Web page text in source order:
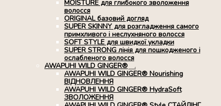
MOISTURE для глибокого зволоження
волосся
ORIGINAL базовий догляд
SUPER SKINNY для розгладження самого
примхливого і неслухняного волосся
SOFT STYLE для швидкої укладки
SUPER STRONG лінія для пошкодженого і
ослабленого волосся
AWAPUHI WILD GINGER®
Розгорнуте
вкладене
меню
AWAPUHI WILD GINGER® Nourishing
ВІДНОВЛЕННЯ
AWAPUHI WILD GINGER® HydraSoft
ЗВОЛОЖЕННЯ